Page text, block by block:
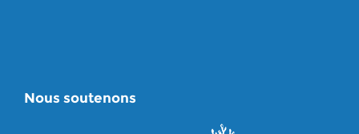
Nous soutenons